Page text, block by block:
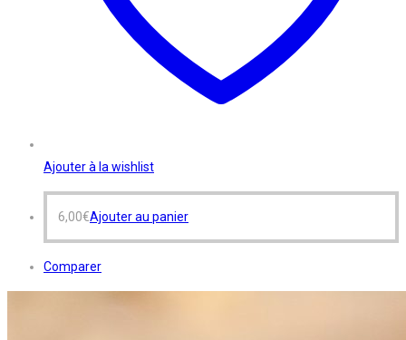
Ajouter à la wishlist
6,00€Ajouter au panier
Comparer